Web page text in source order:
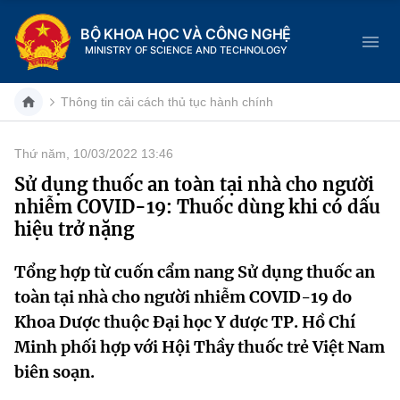
BỘ KHOA HỌC VÀ CÔNG NGHỆ
MINISTRY OF SCIENCE AND TECHNOLOGY
Danh mục
Trang chủ
Chức năng nhiệm vụ
Cơ cấu tổ chức
Lịch sử phát triển
Tin tức sự kiện
Khoa học và Công nghệ
Đổi mới sáng tạo
Dịch vụ công
Hệ thống văn bản
Thông tin cải cách thủ tục hành chính
Thứ năm, 10/03/2022 13:46
Sử dụng thuốc an toàn tại nhà cho người
nhiễm COVID-19: Thuốc dùng khi có dấu
hiệu trở nặng
Tổng hợp từ cuốn cẩm nang Sử dụng thuốc an
toàn tại nhà cho người nhiễm COVID-19 do
Khoa Dược thuộc Đại học Y dược TP. Hồ Chí
Minh phối hợp với Hội Thầy thuốc trẻ Việt Nam
biên soạn.